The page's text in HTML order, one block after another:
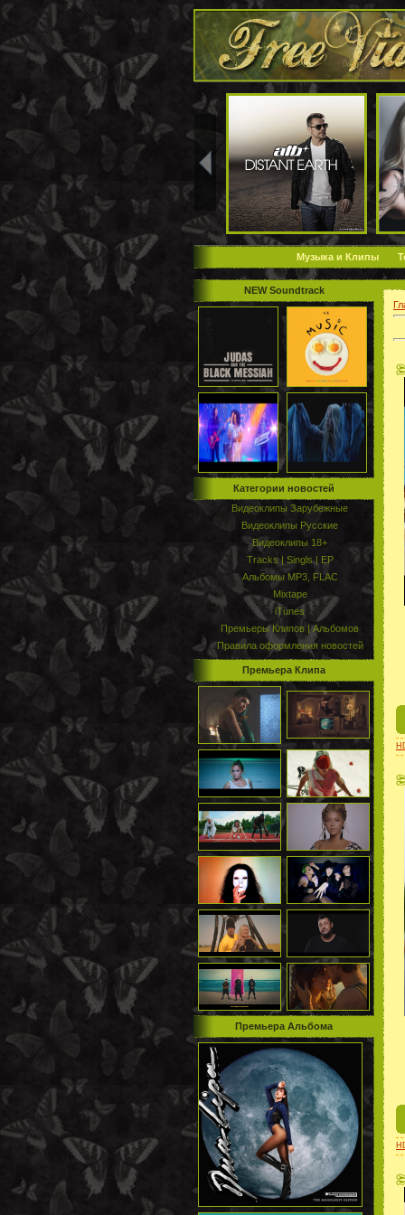
Музыка и Клипы
NEW Soundtrack
Категории новостей
Видеоклипы Зарубежные
Видеоклипы Русские
Видеоклипы 18+
Tracks | Singls | EP
Альбомы MP3, FLAC
Mixtape
iTunes
Премьеры Клипов | Альбомов
Правила оформления новостей
Премьера Клипа
Премьера Альбома